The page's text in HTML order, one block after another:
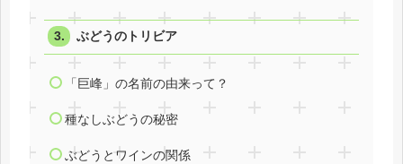
ぶどうのトリビア
「巨峰」の名前の由来って？
種なしぶどうの秘密
ぶどうとワインの関係